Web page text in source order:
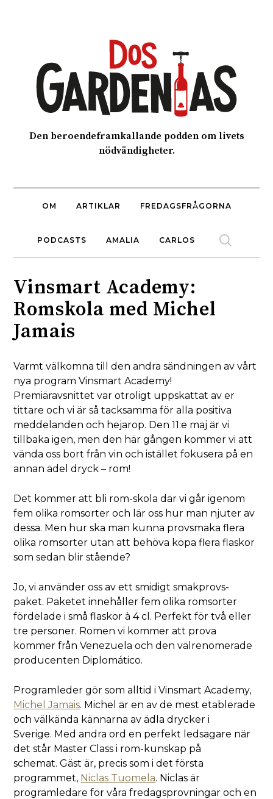
Den beroendeframkallande podden om livets
nödvändigheter.
OM ARTIKLAR FREDAGSFRÅGORNA
PODCASTS AMALIA CARLOS
Vinsmart Academy:
Romskola med Michel
Jamais
Varmt välkomna till den andra sändningen av vårt
nya program Vinsmart Academy!
Premiäravsnittet var otroligt uppskattat av er
tittare och vi är så tacksamma för alla positiva
meddelanden och hejarop. Den 11:e maj är vi
tillbaka igen, men den här gången kommer vi att
vända oss bort från vin och istället fokusera på en
annan ädel dryck – rom!
Det kommer att bli rom-skola där vi går igenom
fem olika romsorter och lär oss hur man njuter av
dessa. Men hur ska man kunna provsmaka flera
olika romsorter utan att behöva köpa flera flaskor
som sedan blir stående?
Jo, vi använder oss av ett smidigt smakprovs-
paket. Paketet innehåller fem olika romsorter
fördelade i små flaskor à 4 cl. Perfekt för två eller
tre personer. Romen vi kommer att prova
kommer från Venezuela och den välrenomerade
producenten Diplomático.
Programleder gör som alltid i Vinsmart Academy,
Michel Jamais. Michel är en av de mest etablerade
och välkända kännarna av ädla drycker i
Sverige. Med andra ord en perfekt ledsagare när
det står Master Class i rom-kunskap på
schemat. Gäst är, precis som i det första
programmet, Niclas Tuomela. Niclas är
programledare för våra fredagsprovningar och en